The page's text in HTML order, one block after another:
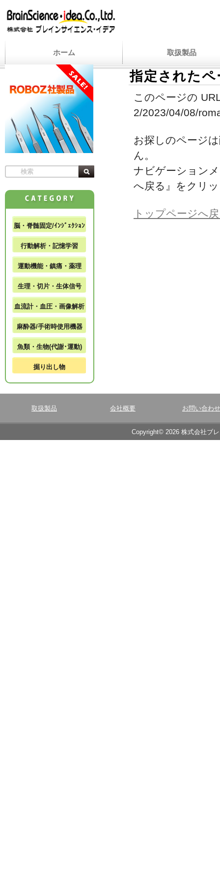
ホーム 取扱製品
指定された
このページの
2/2023/04/08/
お探しのページ
ん。
ナビゲーション
へ戻る』をクリ
トップページへ
脳・脊髄固定/ｲﾝｼﾞｪｸｼｮﾝ
行動解析・記憶学習
運動機能・鎮痛・薬理
生理・切片・生体信号
血流計・血圧・画像解析
麻酔器/手術時使用機器
魚類・生物(代謝･運動)
掘り出し物
取扱製品 会社概要 お問い合わせ
Copyright© 2026 株式会社ブ